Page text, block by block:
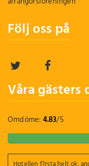
Följ oss på
Våra gästers
Omdöme: 4.83/5